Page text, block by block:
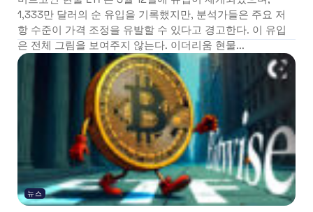
1,333만 달러의 순 유입을 기록했지만, 분석가들은 주요 저
항 수준이 가격 조정을 유발할 수 있다고 경고한다. 이 유입
은 전체 그림을 보여주지 않는다. 이더리움 현물...
뉴스